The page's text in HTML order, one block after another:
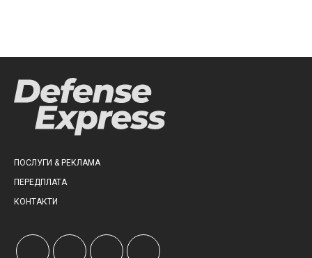
ПОСЛУГИ & РЕКЛАМА
ПЕРЕДПЛАТА
КОНТАКТИ